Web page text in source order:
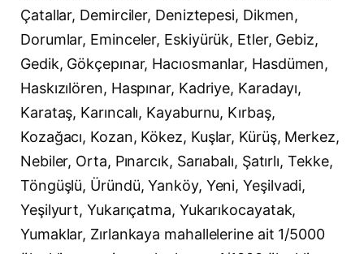
Çatallar, Demirciler, Deniztepesi, Dikmen,
Dorumlar, Eminceler, Eskiyürük, Etler, Gebiz,
Gedik, Gökçepınar, Hacıosmanlar, Hasdümen,
Haskızılören, Haspınar, Kadriye, Karadayı,
Karataş, Karıncalı, Kayaburnu, Kırbaş,
Kozağacı, Kozan, Kökez, Kuşlar, Kürüş, Merkez,
Nebiler, Orta, Pınarcık, Sarıabalı, Şatırlı, Tekke,
Töngüşlü, Üründü, Yanköy, Yeni, Yeşilvadi,
Yeşilyurt, Yukarıçatma, Yukarıkocayatak,
Yumaklar, Zırlankaya mahallelerine ait 1/5000